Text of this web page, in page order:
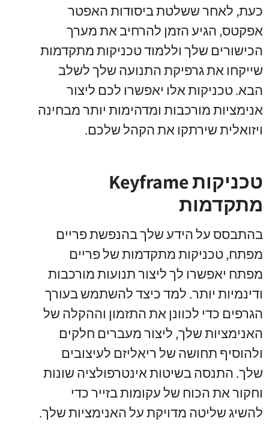
כעת, לאחר ששלטת ביסודות האפטר
אפקטס, הגיע הזמן להרחיב את מערך
הכישורים שלך וללמוד טכניקות מתקדמות
שייקחו את גרפיקת התנועה שלך לשלב
הבא. טכניקות אלו יאפשרו לכם ליצור
אנימציות מורכבות ומדהימות יותר מבחינה
ויזואלית שירתקו את הקהל שלכם.
טכניקות Keyframe
מתקדמות
בהתבסס על הידע שלך בהנפשת פריים
מפתח, טכניקות מתקדמות של פריים
מפתח יאפשרו לך ליצור תנועות מורכבות
ודינמיות יותר. למד כיצד להשתמש בעורך
הגרפים כדי לכוונן את התזמון וההקלה של
האנימציות שלך, ליצור מעברים חלקים
ולהוסיף תחושה של ריאליזם לעיצובים
שלך. התנסה בשיטות אינטרפולציה שונות
וחקור את הכוח של עקומות בזייר כדי
להשיג שליטה מדויקת על האנימציות שלך.